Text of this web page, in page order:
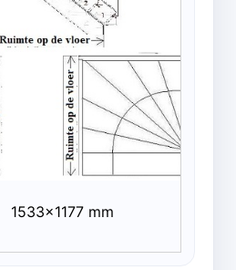
1533x1177 mm